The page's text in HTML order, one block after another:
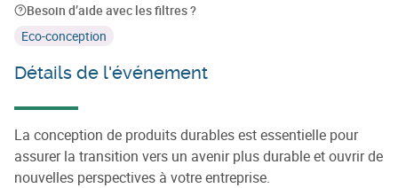
Besoin d’aide avec les filtres ?
Eco-conception
Détails de l'événement
La conception de produits durables est essentielle pour
assurer la transition vers un avenir plus durable et ouvrir de
nouvelles perspectives à votre entreprise.